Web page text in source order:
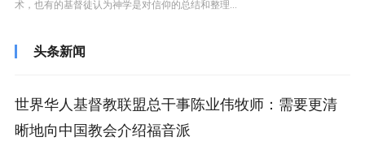
术，也有的基督徒认为神学是对信仰的总结和整理...
头条新闻
世界华人基督教联盟总干事陈业伟牧师：需要更清
晰地向中国教会介绍福音派